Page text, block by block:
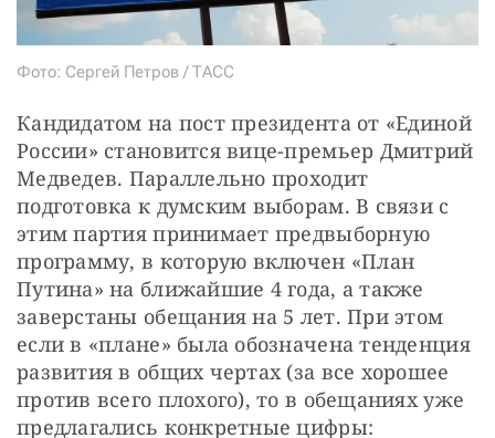
Фото: Сергей Петров / ТАСС
Кандидатом на пост президента от «Единой
России» становится вице-премьер Дмитрий
Медведев. Параллельно проходит
подготовка к думским выборам. В связи с
этим партия принимает предвыборную
программу, в которую включен «План
Путина» на ближайшие 4 года, а также
заверстаны обещания на 5 лет. При этом
если в «плане» была обозначена тенденция
развития в общих чертах (за все хорошее
против всего плохого), то в обещаниях уже
предлагались конкретные цифры: